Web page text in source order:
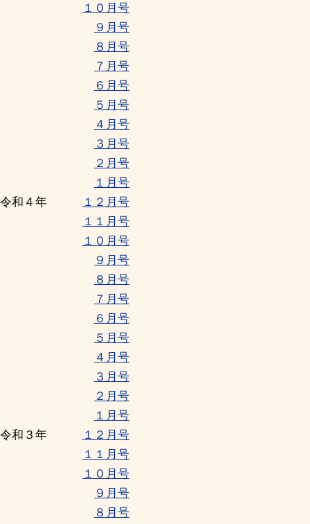
１０月号
９月号
８月号
７月号
６月号
５月号
４月号
３月号
２月号
１月号
令和４年
１２月号
１１月号
１０月号
９月号
８月号
７月号
６月号
５月号
４月号
３月号
２月号
１月号
令和３年
１２月号
１１月号
１０月号
９月号
８月号